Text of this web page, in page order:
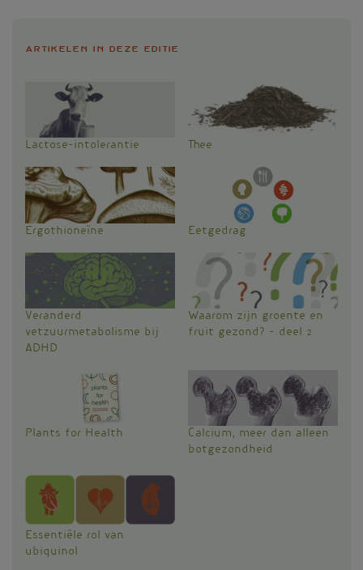
Artikelen in deze editie
Lactose-intolerantie Thee
Ergothioneïne Eetgedrag
Veranderd
vetzuurmetabolisme bij
ADHD
Waarom zijn groente en
fruit gezond? - deel 2
Plants for Health
Calcium, meer dan alleen
botgezondheid
Essentiële rol van
ubiquinol